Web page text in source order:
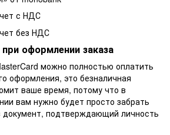
с НДС
без НДС
оформлении заказа
можно полностью оплатить
оформления, это безналичная
ваше время, потому что в
вам нужно будет просто забрать
документ, подтверждающий личность